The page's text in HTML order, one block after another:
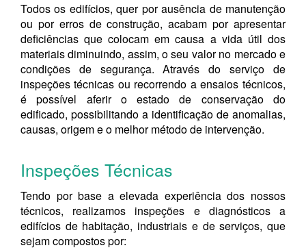
Todos os edifícios, quer por ausência de manutenção
ou por erros de construção, acabam por apresentar
deficiências que colocam em causa a vida útil dos
materiais diminuindo, assim, o seu valor no mercado e
condições de segurança. Através do serviço de
inspeções técnicas ou recorrendo a ensaios técnicos,
é possível aferir o estado de conservação do
edificado, possibilitando a identificação de anomalias,
causas, origem e o melhor método de intervenção.
Inspeções Técnicas
Tendo por base a elevada experiência dos nossos
técnicos, realizamos inspeções e diagnósticos a
edifícios de habitação, industriais e de serviços, que
sejam compostos por: